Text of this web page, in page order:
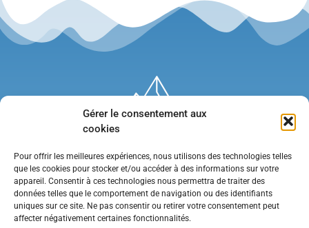
Gérer le consentement aux
cookies
Pour offrir les meilleures expériences, nous utilisons des technologies telles
que les cookies pour stocker et/ou accéder à des informations sur votre
appareil. Consentir à ces technologies nous permettra de traiter des
données telles que le comportement de navigation ou des identifiants
uniques sur ce site. Ne pas consentir ou retirer votre consentement peut
affecter négativement certaines fonctionnalités.